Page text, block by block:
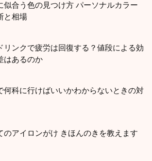
似合う色の見つけ方 パーソナルカラー
と相場
リンクで疲労は回復する？値段による効
はあるのか
何科に行けばいいかわからないときの対
のアイロンがけ きほんのきを教えます